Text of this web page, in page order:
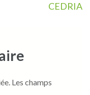
CEDRIA
Les champs